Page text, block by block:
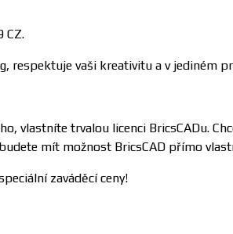
CZ.
respektuje vaši kreativitu a v jediném
vlastníte trvalou licenci BricsCADu.
mít možnost BricsCAD přímo
zaváděcí ceny!